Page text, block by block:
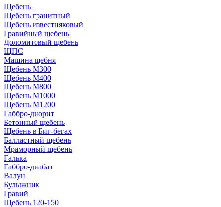
Щебень
Щебень гранитный
Щебень известняковый
Гравийный щебень
Доломитовый щебень
ЩПС
Машина щебня
Щебень М300
Щебень М400
Щебень М800
Щебень М1000
Щебень М1200
Габбро-диорит
Бетонный щебень
Щебень в Биг-бегах
Балластный щебень
Мраморный щебень
Галька
Габбро-диабаз
Валун
Булыжник
Гравий
Щебень 120-150